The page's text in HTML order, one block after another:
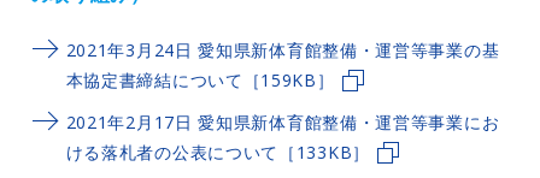
2021年3月24日 愛知県新体育館整備・運営等事業の基
本協定書締結について［159KB］
2021年2月17日 愛知県新体育館整備・運営等事業にお
ける落札者の公表について［133KB］